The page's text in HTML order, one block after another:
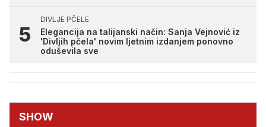
DIVLJE PČELE
Elegancija na talijanski način: Sanja Vejnović iz
'Divljih pčela' novim ljetnim izdanjem ponovno
oduševila sve
SHOW